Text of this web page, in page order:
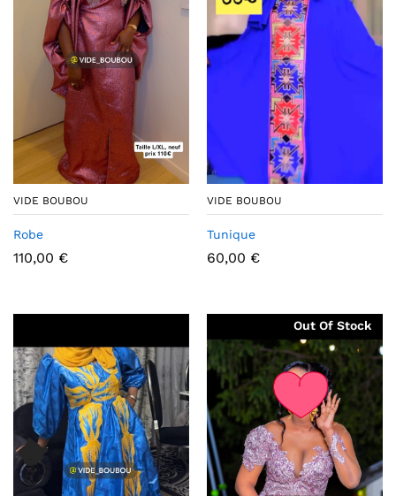
VIDE BOUBOU
Robe
110,00 €
VIDE BOUBOU
Tunique
60,00 €
Out Of Stock